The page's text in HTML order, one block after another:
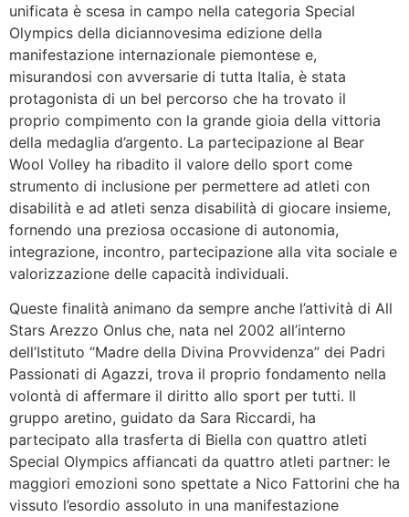
unificata è scesa in campo nella categoria Special
Olympics della diciannovesima edizione della
manifestazione internazionale piemontese e,
misurandosi con avversarie di tutta Italia, è stata
protagonista di un bel percorso che ha trovato il
proprio compimento con la grande gioia della vittoria
della medaglia d’argento. La partecipazione al Bear
Wool Volley ha ribadito il valore dello sport come
strumento di inclusione per permettere ad atleti con
disabilità e ad atleti senza disabilità di giocare insieme,
fornendo una preziosa occasione di autonomia,
integrazione, incontro, partecipazione alla vita sociale e
valorizzazione delle capacità individuali.
Queste finalità animano da sempre anche l’attività di All
Stars Arezzo Onlus che, nata nel 2002 all’interno
dell’Istituto “Madre della Divina Provvidenza” dei Padri
Passionati di Agazzi, trova il proprio fondamento nella
volontà di affermare il diritto allo sport per tutti. Il
gruppo aretino, guidato da Sara Riccardi, ha
partecipato alla trasferta di Biella con quattro atleti
Special Olympics affiancati da quattro atleti partner: le
maggiori emozioni sono spettate a Nico Fattorini che ha
vissuto l’esordio assoluto in una manifestazione